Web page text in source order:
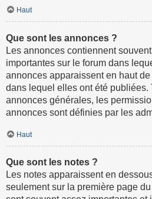
Haut
Que sont les annonces ?
Les annonces contiennent
importantes sur le forum dans
annonces apparaissent en haut
dans lequel elles ont été publiées.
annonces générales, les
annonces sont définies par les
Haut
Que sont les notes ?
Les notes apparaissent en
seulement sur la première page